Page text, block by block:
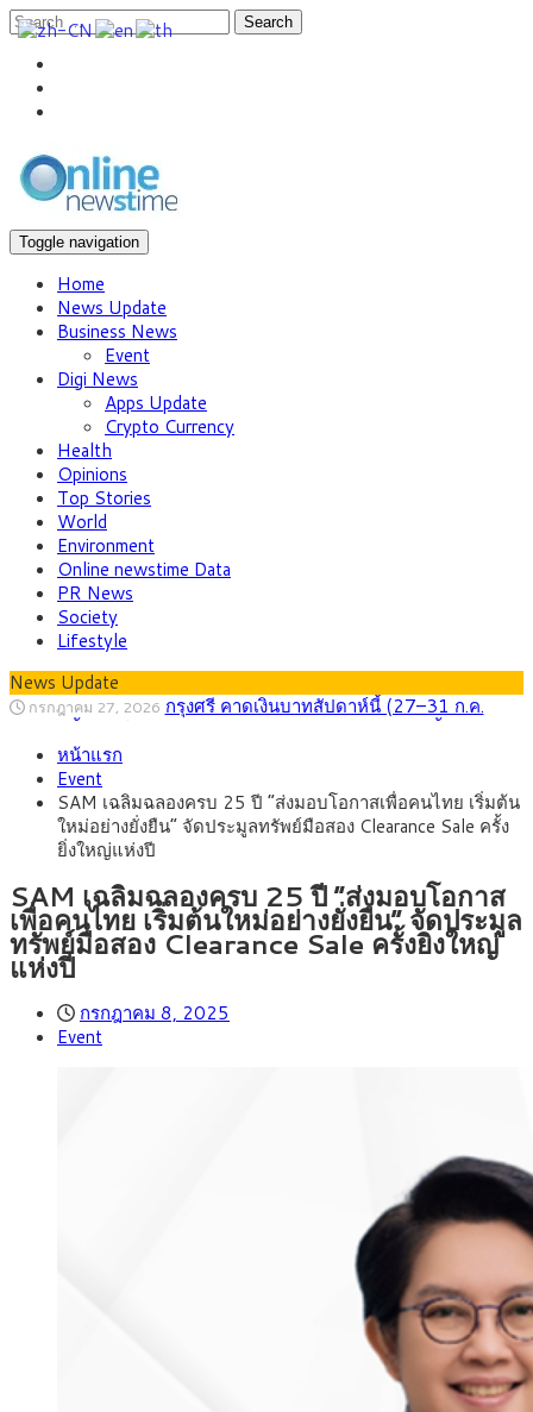
Search
Toggle navigation
Home
News Update
Business News
Event
Digi News
Apps Update
Crypto Currency
Health
Opinions
Top Stories
World
Environment
Online newstime Data
PR News
Society
Lifestyle
News Update
กรกฎาคม 27, 2026 กรุงศรี คาดเงินบาทสัปดาห์นี้ (27–31 ก.ค.
หน้ารถไฟฟ้าสงขลา โมโนเรล 12.54 กม. เชื่อมเมืองหาดใหญ่
สิงหาคม 4, 2026
รายหัวเพียง 2,618 บาท เสนอทบทวนจัดสรรงบให้สอดคล้องภาระ
งานจริง
สิงหาคม 3, 2026
33.00-33.60 ติดตามข้อมูลจ้างงานสหรัฐฯ
สิงหาคม 1, 2026 “เอกนิติ” เปิดเครื่องยนต์เศรษฐกิจใหม่ของไทย
เดินหน้า 5 ยุทธศาสตร์ รื้อโครงสร้างเศรษฐกิจ ดันไทยโตเต็ม
ศักยภาพ
กรกฎาคม 27, 2026 ภัยเงียบใกล้ตัวเด็ก LSD “แสตมป์เมา” ยาเสพ
ติดลายการ์ตูน กรมศุลกากร เตือนผู้ปกครองเฝ้าระวัง หลังยึดล็อต
ใหญ่จากเยอรมนี
หน้าแรก
Event
SAM เฉลิมฉลองครบ 25 ปี “ส่งมอบโอกาสเพื่อคนไทย เริ่มต้น
ใหม่อย่างยั่งยืน” จัดประมูลทรัพย์มือสอง Clearance Sale ครั้ง
ยิ่งใหญ่แห่งปี
SAM เฉลิมฉลองครบ 25 ปี “ส่งมอบโอกาส
เพื่อคนไทย เริ่มต้นใหม่อย่างยั่งยืน” จัดประมูล
ทรัพย์มือสอง Clearance Sale ครั้งยิ่งใหญ่
แห่งปี
กรกฎาคม 8, 2025
Event